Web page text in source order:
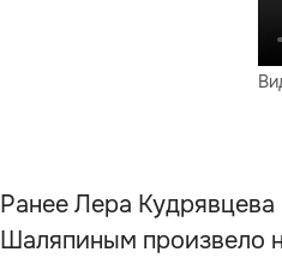
Ранее Лера
Шаляпиным произвело